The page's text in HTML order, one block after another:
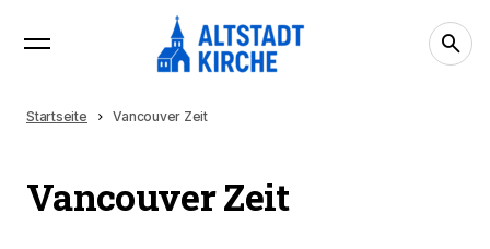
Startseite Vancouver Zeit
Vancouver Zeit